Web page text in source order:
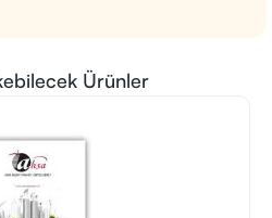
Ürünler